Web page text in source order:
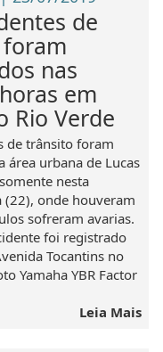
de
nas
em
Rio Verde
de trânsito foram
área urbana de Lucas
nesta
(22), onde houveram
sofreram avarias.
foi registrado
Tocantins no
Yamaha YBR Factor
Leia Mais